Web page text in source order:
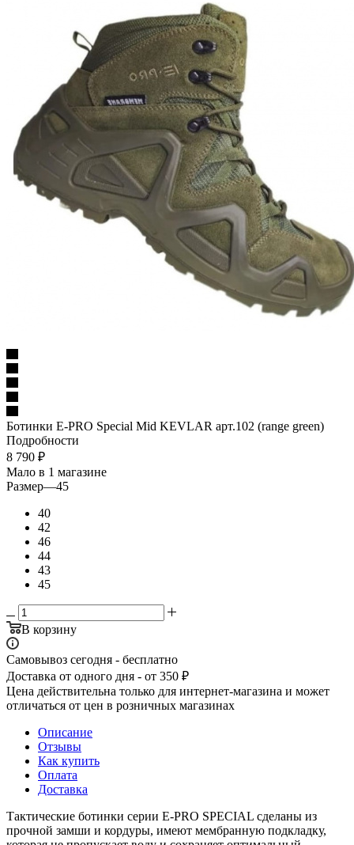
Ботинки E-PRO Special Mid KEVLAR арт.102 (range green)
Подробности
8 790 ₽
Мало в 1 магазине
Размер—45
40
42
46
44
43
45
В корзину
Самовывоз сегодня - бесплатно
Доставка от одного дня - от 350 ₽
Цена действительна только для интернет-магазина и может
отличаться от цен в розничных магазинах
Описание
Отзывы
Как купить
Оплата
Доставка
Тактические ботинки серии E-PRO SPECIAL сделаны из
прочной замши и кордуры, имеют мембранную подкладку,